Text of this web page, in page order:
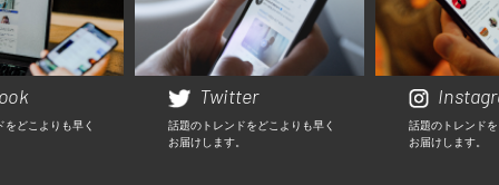
をどこよりも早く
Twitter
話題のトレンドをどこよりも早く
お届けします。
話題のトレンド
お届けします。